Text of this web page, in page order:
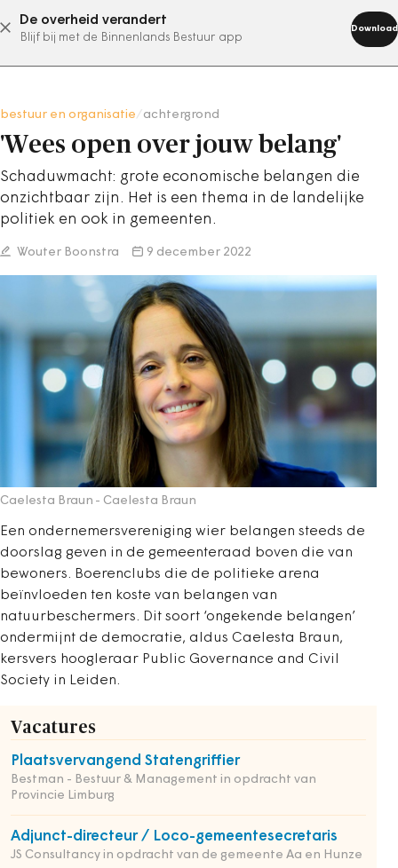
De overheid verandert
Blijf bij met de Binnenlands Bestuur app
Download
abonneer nu
bestuur en organisatie achtergrond
'Wees open over jouw belang'
Schaduwmacht: grote economische belangen die
onzichtbaar zijn. Het is een thema in de landelijke
politiek en ook in gemeenten.
Wouter Boonstra 9 december 2022
Caelesta Braun - Caelesta Braun
Een ondernemersvereniging wier belangen steeds de
doorslag geven in de gemeenteraad boven die van
bewoners. Boerenclubs die de politieke arena
beïnvloeden ten koste van belangen van
natuurbeschermers. Dit soort ‘ongekende belangen’
ondermijnt de democratie, aldus Caelesta Braun,
kersvers hoogleraar Public Governance and Civil
Society in Leiden.
Vacatures
Plaatsvervangend Statengriffier
Bestman - Bestuur & Management in opdracht van
Provincie Limburg
Adjunct-directeur / Loco-gemeentesecretaris
JS Consultancy in opdracht van de gemeente Aa en Hunze